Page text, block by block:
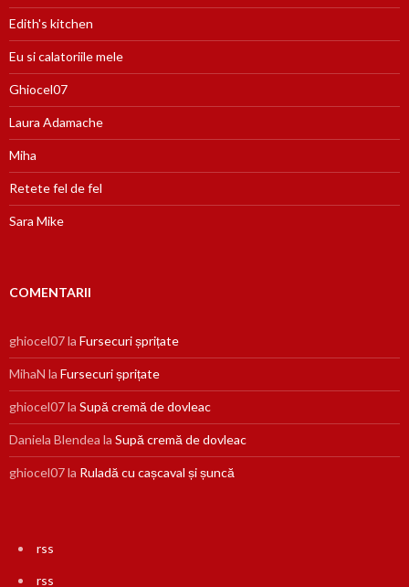
Edith's kitchen
Eu si calatoriile mele
Ghiocel07
Laura Adamache
Miha
Retete fel de fel
Sara Mike
COMENTARII
ghiocel07la Fursecuri șprițate
MihaN la Fursecuri șprițate
ghiocel07la Supă cremă de dovleac
Daniela Blendea la Supă cremă de dovleac
ghiocel07la Ruladă cu cașcaval și șuncă
rss
rss